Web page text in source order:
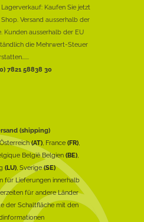
Kaufen Sie jetzt
Versand ausserhalb der
Kunden ausserhalb der EU
die Mehrwert-Steuer
7821 58838 30
(shipping)
(AT), France (FR),
België Belgien (BE),
(LU), Sverige(SE)
für Lieferungen innerhalb
für andere Länder
der Schaltfläche mit den